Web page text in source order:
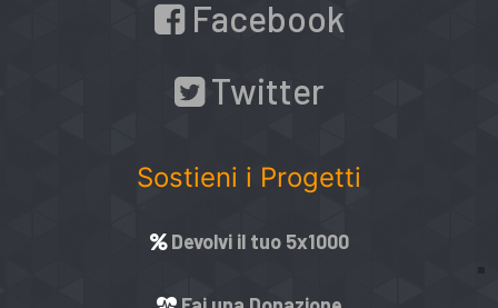
Facebook
Twitter
Sostieni i Progetti
Devolvi il tuo 5x1000